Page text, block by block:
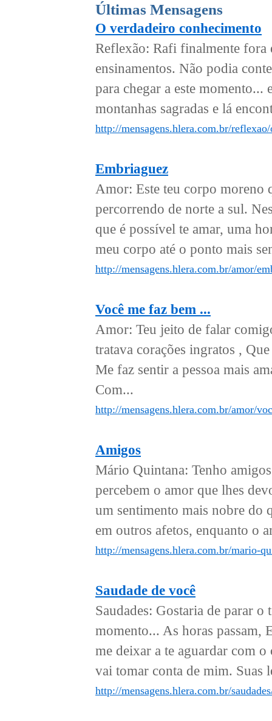
Últimas Mensagens
O verdadeiro conhecimento
Reflexão: Rafi finalmente fora
ensinamentos. Não podia
para chegar a este momento...
montanhas sagradas e lá
http://mensagens.hlera.com.br/
Embriaguez
Amor: Este teu corpo moreno
percorrendo de norte a sul.
que é possível te amar, uma
meu corpo até o ponto mais
http://mensagens.hlera.com.br/amor/
Você me faz bem ...
Amor: Teu jeito de falar
tratava corações ingratos ,
Me faz sentir a pessoa mais
Com...
http://mensagens.hlera.com.br/amor/
Amigos
Mário Quintana: Tenho
percebem o amor que lhes
um sentimento mais nobre do
em outros afetos, enquanto o
http://mensagens.hlera.com.br/mario-
Saudade de você
Saudades: Gostaria de parar o
momento... As horas passam,
me deixar a te aguardar com
vai tomar conta de mim. Suas
http://mensagens.hlera.com.br/